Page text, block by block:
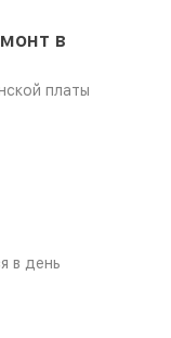
в
платы
в день